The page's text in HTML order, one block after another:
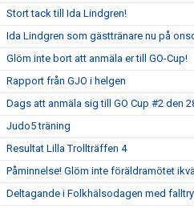
Stort tack till Ida Lindgren!
Ida Lindgren som gästtränare nu på
Glöm inte bort att anmäla er till GO-Cup!
Rapport från GJO i helgen
Dags att anmäla sig till GO Cup #2 den
Judo5 träning
Resultat Lilla Trollträffen 4
Påminnelse! Glöm inte föräldramötet
Deltagande i Folkhälsodagen med